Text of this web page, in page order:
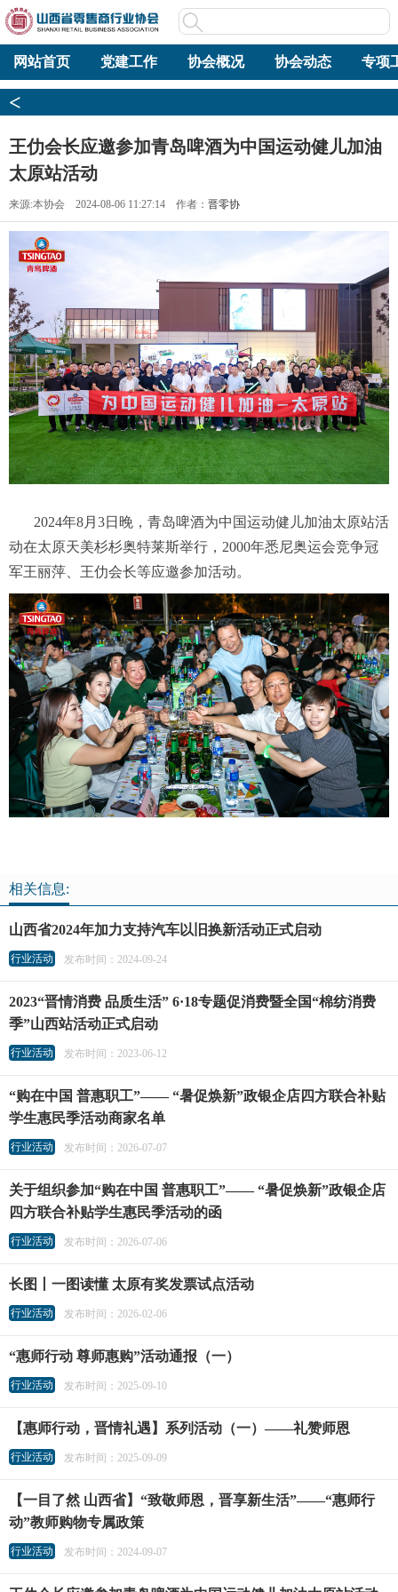
网站首页 党建工作 协会概况 协会动态 专项
<
王仂会长应邀参加青岛啤酒为中国运动健儿加油
太原站活动
来源:本协会 2024-08-06 11:27:14 作者： 晋零协
2024年8月3日晚，青岛啤酒为中国运动健儿加油太原站活
动在太原天美杉杉奥特莱斯举行，2000年悉尼奥运会竞争冠
军王丽萍、王仂会长等应邀参加活动。
相关信息:
山西省2024年加力支持汽车以旧换新活动正式启动
行业活动 发布时间：2024-09-24
2023“晋情消费 品质生活” 6·18专题促消费暨全国“棉纺消费
季”山西站活动正式启动
行业活动 发布时间：2023-06-12
“购在中国 普惠职工”—— “暑促焕新”政银企店四方联合补贴
学生惠民季活动商家名单
行业活动 发布时间：2026-07-07
关于组织参加“购在中国 普惠职工”—— “暑促焕新”政银企店
四方联合补贴学生惠民季活动的函
行业活动 发布时间：2026-07-06
长图丨一图读懂 太原有奖发票试点活动
行业活动 发布时间：2026-02-06
“惠师行动 尊师惠购”活动通报（一）
行业活动 发布时间：2025-09-10
【惠师行动，晋情礼遇】系列活动（一）——礼赞师恩
行业活动 发布时间：2025-09-09
【一目了然 山西省】“致敬师恩，晋享新生活”——“惠师行
动”教师购物专属政策
行业活动 发布时间：2024-09-07